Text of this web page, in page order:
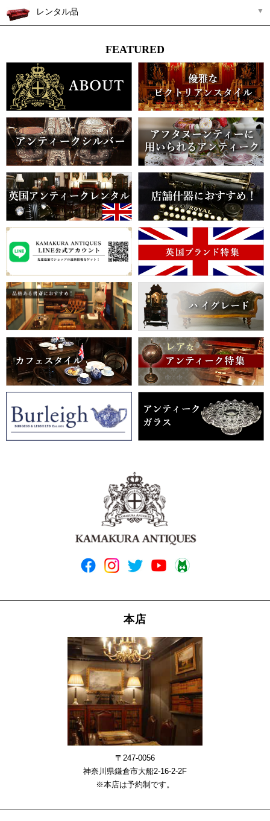
レンタル品
FEATURED
本店
〒247-0056
神奈川県鎌倉市大船2-16-2-2F
※本店は予約制です。